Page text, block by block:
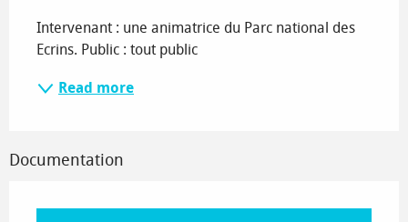
Intervenant : une animatrice du Parc national des
Ecrins. Public : tout public
Read more
Documentation